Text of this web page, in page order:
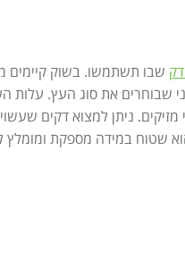
שבו תשתמשו. בשוק קיימים
שבוחרים את סוג העץ.
ניתן למצוא דקים
שטוח במידה מספקת